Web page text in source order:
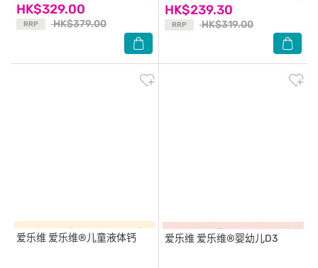
HK$329.00
RRP HK$379.00
HK$239.30
RRP HK$319.00
爱乐维 爱乐维®儿童液体钙 爱乐维 爱乐维®婴幼儿D3